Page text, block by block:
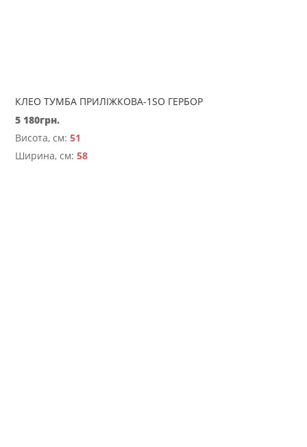
КЛЕО ТУМБА ПРИЛІЖКОВА-1SО ГЕРБОР
5 180грн.
Висота, см:51
Ширина, см:58